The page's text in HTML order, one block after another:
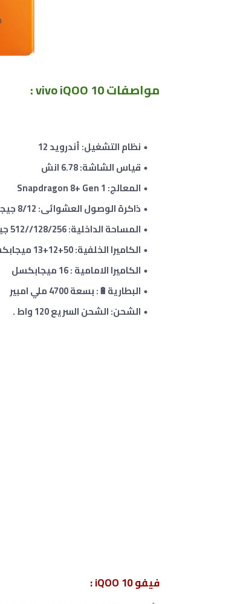
مواصفات vivo iQOO 10 :
نظام التشغيل: أندرويد 12
قياس الشاشة: 6.78 انش
المعالج: Snapdragon 8+ Gen 1
ذاكرة الوصول العشوائى: 8/12 جيجابايت
المساحة الداخلية: 128/256//512 جيجابايت
الكاميرا الخلفية: 50
+12+13
الكاميرا الامامية :16ميجابكسل
البطارية🔋: بسعة 4700 ملي امبير
الشحن: الشحن السريع 120 واط .
فيفو iQOO 10 :